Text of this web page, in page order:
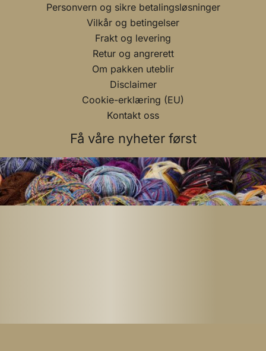
Personvern og sikre betalingsløsninger
Vilkår og betingelser
Frakt og levering
Retur og angrerett
Om pakken uteblir
Disclaimer
Cookie-erklæring (EU)
Kontakt oss
Få våre nyheter først